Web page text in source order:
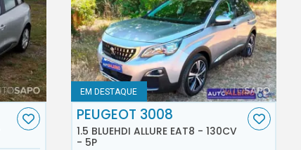
EM DESTAQUE
PEUGEOT 3008
1.5 BLUEHDI ALLURE EAT8 - 130CV
- 5P